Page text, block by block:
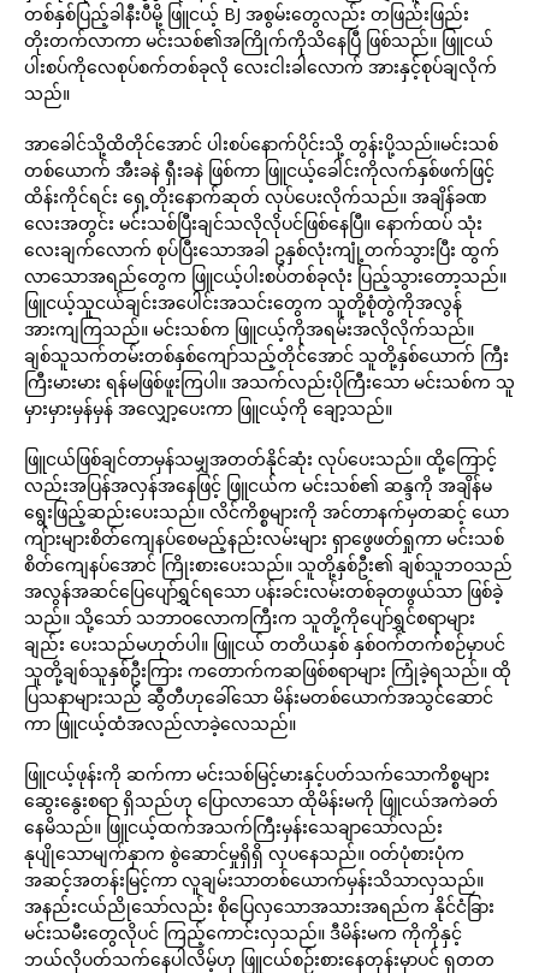
တစ်နှစ်ပြည့်ခါနီးပီမို့ ဖြူငယ့် BJ အစွမ်းတွေလည်း တဖြည်းဖြည်း
တိုးတက်လာကာ မင်းသစ်၏အကြိုက်ကိုသိနေပြီ ဖြစ်သည်။ ဖြူငယ်
ပါးစပ်ကိုလေစုပ်စက်တစ်ခုလို လေးငါးခါလောက် အားနှင့်စုပ်ချလိုက်
သည်။
အာခေါင်သို့ထိတိုင်အောင် ပါးစပ်နောက်ပိုင်းသို့ တွန်းပို့သည်။မင်းသစ်
တစ်ယောက် အီးခနဲ ရှီးခနဲ ဖြစ်ကာ ဖြူငယ့်ခေါင်းကိုလက်နှစ်ဖက်ဖြင့်
ထိန်းကိုင်ရင်း ရှေ့တိုးနောက်ဆုတ် လုပ်ပေးလိုက်သည်။ အချိန်ခဏ
လေးအတွင်း မင်းသစ်ပြီးချင်သလိုလိုပင်ဖြစ်နေပြီ။ နောက်ထပ် သုံး
လေးချက်လောက် စုပ်ပြီးသောအခါ ဥနှစ်လုံးကျုံ့တက်သွားပြီး ထွက်
လာသောအရည်တွေက ဖြူငယ့်ပါးစပ်တစ်ခုလုံး ပြည့်သွားတော့သည်။
ဖြူငယ့်သူငယ်ချင်းအပေါင်းအသင်းတွေက သူတို့စုံတွဲကိုအလွန်
အားကျကြသည်။ မင်းသစ်က ဖြူငယ့်ကိုအရမ်းအလိုလိုက်သည်။
ချစ်သူသက်တမ်းတစ်နှစ်ကျော်သည့်တိုင်အောင် သူတို့နှစ်ယောက် ကြီး
ကြီးမားမား ရန်မဖြစ်ဖူးကြပါ။ အသက်လည်းပိုကြီးသော မင်းသစ်က သူ
မှားမှားမှန်မှန် အလျှော့ပေးကာ ဖြူငယ့်ကို ချော့သည်။
ဖြူငယ်ဖြစ်ချင်တာမှန်သမျှအတတ်နိုင်ဆုံး လုပ်ပေးသည်။ ထို့ကြောင့်
လည်းအပြန်အလှန်အနေဖြင့် ဖြူငယ်က မင်းသစ်၏ ဆန္ဒကို အချိန်မ
ရွေးဖြည့်ဆည်းပေးသည်။ လိင်ကိစ္စများကို အင်တာနက်မှတဆင့် ယော
ကျ်ားများစိတ်ကျေနပ်စေမည့်နည်းလမ်းများ ရှာဖွေဖတ်ရှုကာ မင်းသစ်
စိတ်ကျေနပ်အောင် ကြိုးစားပေးသည်။ သူတို့နှစ်ဦး၏ ချစ်သူဘဝသည်
အလွန်အဆင်ပြေပျော်ရွှင်ရသော ပန်းခင်းလမ်းတစ်ခုတဖွယ်သာ ဖြစ်ခဲ့
သည်။ သို့သော် သဘာဝလောကကြီးက သူတို့ကိုပျော်ရွှင်စရာများ
ချည်း ပေးသည်မဟုတ်ပါ။ ဖြူငယ် တတိယနှစ် နှစ်ဝက်တက်စဉ်မှာပင်
သူတို့ချစ်သူနှစ်ဦးကြား ကတောက်ကဆဖြစ်စရာများ ကြုံခဲ့ရသည်။ ထို
ပြသနာများသည် ဆွီတီဟုခေါ်သော မိန်းမတစ်ယောက်အသွင်ဆောင်
ကာ ဖြူငယ့်ထံအလည်လာခဲ့လေသည်။
ဖြူငယ့်ဖုန်းကို ဆက်ကာ မင်းသစ်မြင့်မားနှင့်ပတ်သက်သောကိစ္စများ
ဆွေးနွေးစရာ ရှိသည်ဟု ပြောလာသော ထိုမိန်းမကို ဖြူငယ်အကဲခတ်
နေမိသည်။ ဖြူငယ့်ထက်အသက်ကြီးမှန်းသေချာသော်လည်း
နုပျိုသောမျက်နှာက စွဲဆောင်မှုရှိရှိ လှပနေသည်။ ဝတ်ပုံစားပုံက
အဆင့်အတန်းမြင့်ကာ လူချမ်းသာတစ်ယောက်မှန်းသိသာလှသည်။
အနည်းငယ်ညိုသော်လည်း စိုပြေလှသောအသားအရည်က နိုင်ငံခြား
မင်းသမီးတွေလိုပင် ကြည့်ကောင်းလှသည်။ ဒီမိန်းမက ကိုကိုနှင့်
ဘယ်လိုပတ်သက်နေပါလိမ့်ဟု ဖြူငယ်စဉ်းစားနေတုန်းမှာပင် ရှတတ